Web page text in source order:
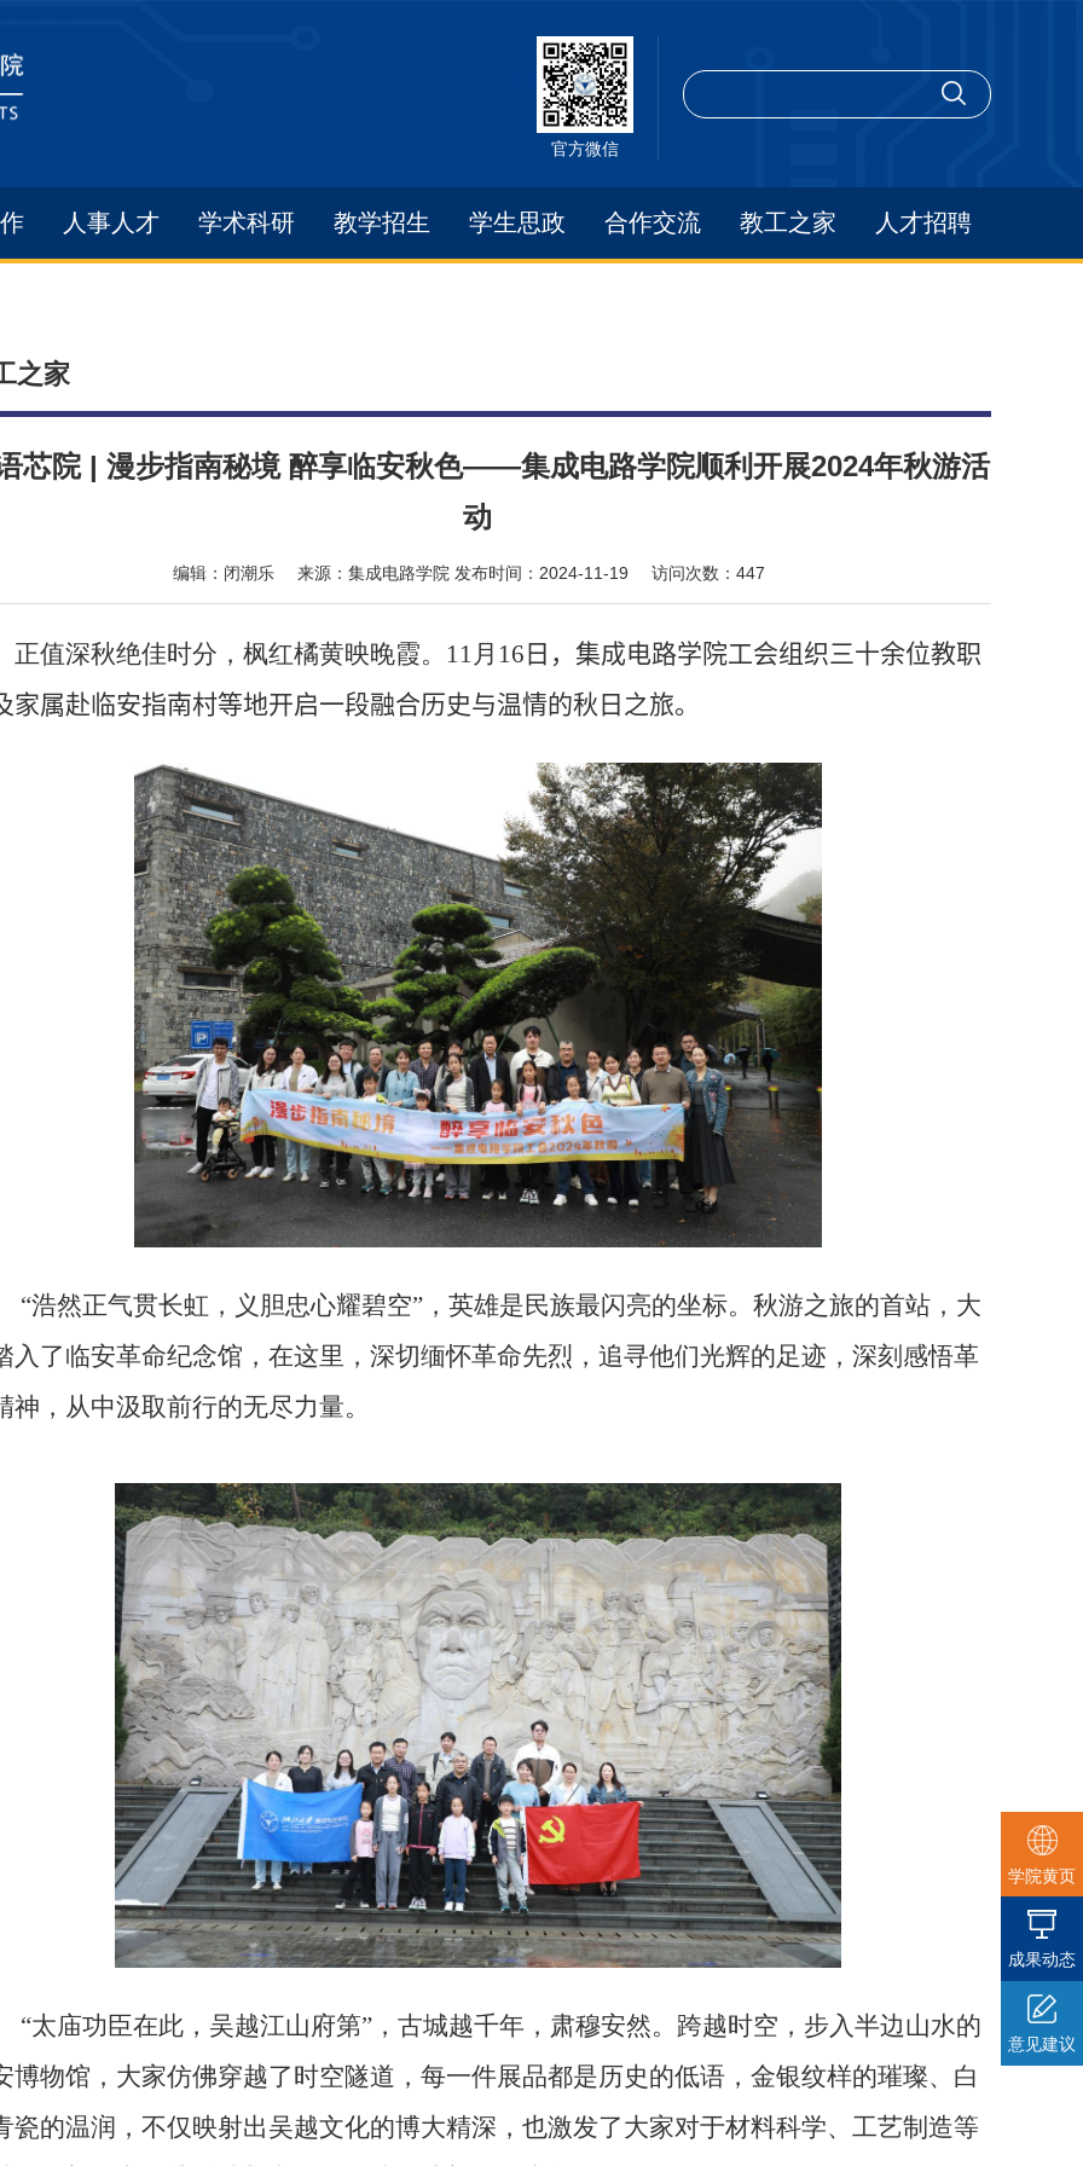
官方微信
人事人才 学术科研 教学招生 学生思政 合作交流 教工之家 人才招聘
之家
芯院 | 漫步指南秘境 醉享临安秋色——集成电路学院顺利开展2024年秋游活
动
编辑： 闭潮乐 来源： 集成电路学院 发布时间： 2024-11-19 访问次数： 447
正值深秋绝佳时分，枫红橘黄映晚霞。 11月 16 日，集成电路学院工会组织三十余位教职
家属赴临安指南村等地开启一段融合历史与温情的秋日之旅。
“浩然正气贯长虹，义胆忠心耀碧空”，英雄是民族最闪亮的坐标。秋游之旅的首站，大
入了临安革命纪念馆，在这里，深切缅怀革命先烈，追寻他们光辉的足迹，深刻感悟革
神，从中汲取前行的无尽力量。
“太庙功臣在此，吴越江山府第”，古城越千年，肃穆安然。跨越时空，步入半边山水的
博物馆，大家仿佛穿越了时空隧道，每一件展品都是历史的低语，金银纹样的璀璨、白
瓷的温润，不仅映射出吴越文化的博大精深，也激发了大家对于材料科学、工艺制造等
学院黄页
成果动态
意见建议